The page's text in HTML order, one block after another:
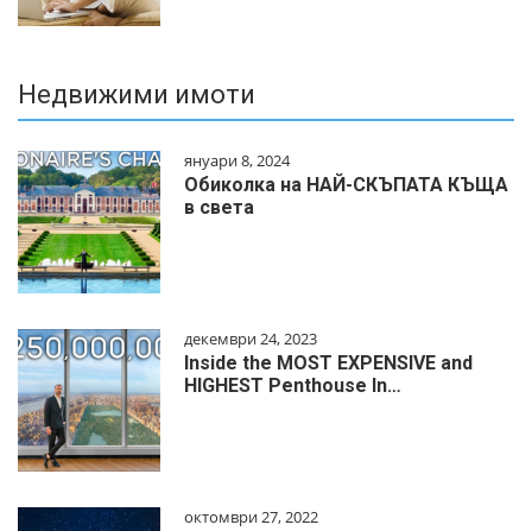
Недвижими имоти
януари 8, 2024
Обиколка на НАЙ-СКЪПАТА КЪЩА
в света
декември 24, 2023
Inside the MOST EXPENSIVE and
HIGHEST Penthouse In…
октомври 27, 2022